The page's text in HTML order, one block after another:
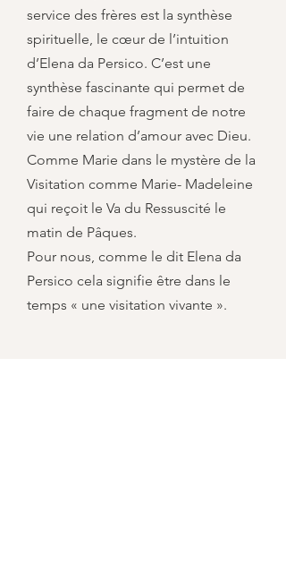
service des frères est la synthèse
spirituelle, le cœur de l’intuition
d’Elena da Persico. C’est une
synthèse fascinante qui permet de
faire de chaque fragment de notre
vie une relation d’amour avec Dieu.
Comme Marie dans le mystère de la
Visitation comme Marie- Madeleine
qui reçoit le Va du Ressuscité le
matin de Pâques.
Pour nous, comme le dit Elena da
Persico cela signifie être dans le
temps « une visitation vivante ».